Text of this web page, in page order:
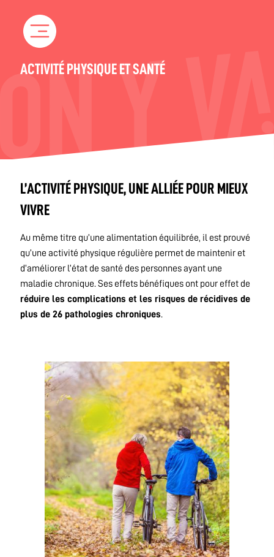
content
ACTIVITÉ PHYSIQUE ET SANTÉ
L’ACTIVITÉ PHYSIQUE, UNE ALLIÉE POUR MIEUX
VIVRE
Au même titre qu’une alimentation équilibrée, il est prouvé
qu’une activité physique régulière permet de maintenir et
d’améliorer l’état de santé des personnes ayant une
maladie chronique. Ses effets bénéfiques ont pour effet de
réduire les complications et les risques de récidives de
plus de 26 pathologies chroniques.